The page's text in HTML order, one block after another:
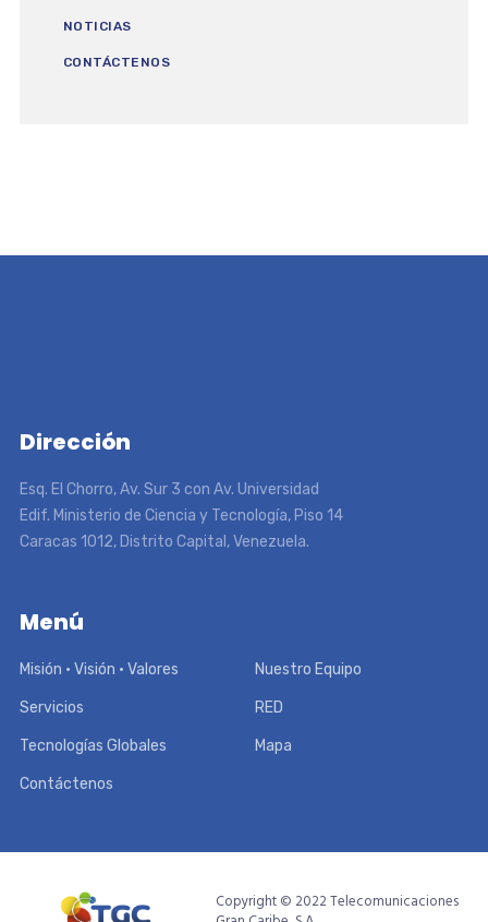
NOTICIAS
CONTÁCTENOS
Dirección
Esq. El Chorro, Av. Sur 3 con Av. Universidad
Edif. Ministerio de Ciencia y Tecnología, Piso 14
Caracas 1012, Distrito Capital, Venezuela.
Menú
Misión • Visión • Valores Nuestro Equipo
Servicios RED
Tecnologías Globales Mapa
Contáctenos
Copyright © 2022 Telecomunicaciones